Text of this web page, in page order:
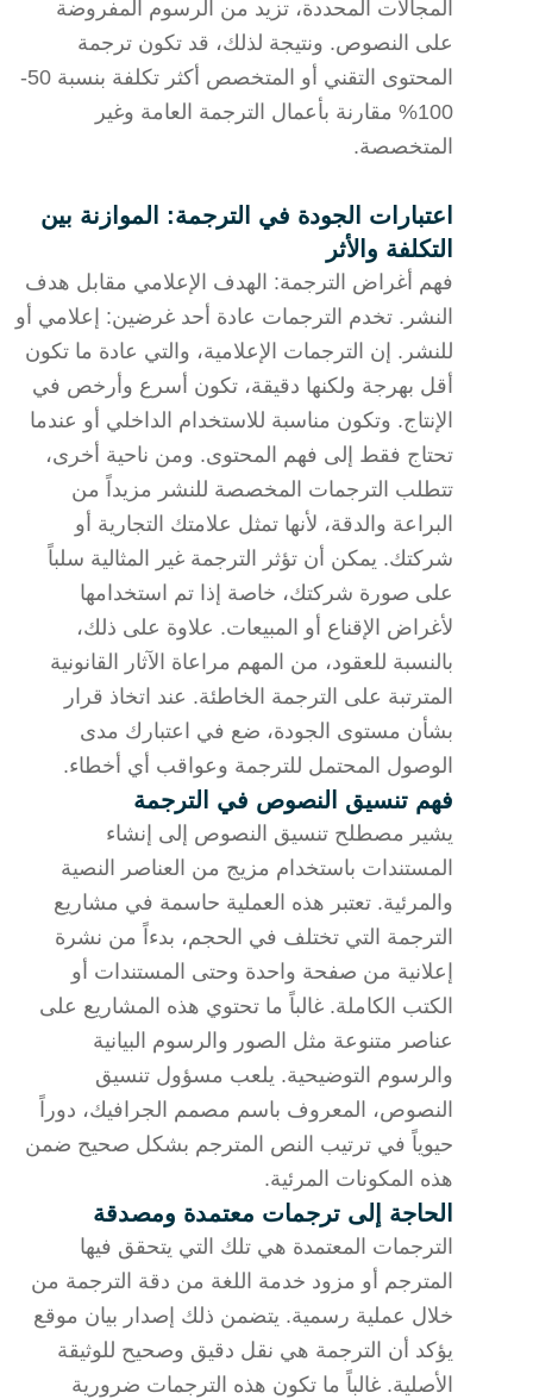
المجالات المحددة، تزيد من الرسوم المفروضة
على النصوص. ونتيجة لذلك، قد تكون ترجمة
المحتوى التقني أو المتخصص أكثر تكلفة بنسبة 50-
100% مقارنة بأعمال الترجمة العامة وغير
المتخصصة.
اعتبارات الجودة في الترجمة: الموازنة بين
التكلفة والأثر
فهم أغراض الترجمة: الهدف الإعلامي مقابل هدف
النشر. تخدم الترجمات عادة أحد غرضين: إعلامي أو
للنشر. إن الترجمات الإعلامية، والتي عادة ما تكون
أقل بهرجة ولكنها دقيقة، تكون أسرع وأرخص في
الإنتاج. وتكون مناسبة للاستخدام الداخلي أو عندما
تحتاج فقط إلى فهم المحتوى. ومن ناحية أخرى،
تتطلب الترجمات المخصصة للنشر مزيداً من
البراعة والدقة، لأنها تمثل علامتك التجارية أو
شركتك. يمكن أن تؤثر الترجمة غير المثالية سلباً
على صورة شركتك، خاصة إذا تم استخدامها
لأغراض الإقناع أو المبيعات. علاوة على ذلك،
بالنسبة للعقود، من المهم مراعاة الآثار القانونية
المترتبة على الترجمة الخاطئة. عند اتخاذ قرار
بشأن مستوى الجودة، ضع في اعتبارك مدى
الوصول المحتمل للترجمة وعواقب أي أخطاء.
فهم تنسيق النصوص في الترجمة
يشير مصطلح تنسيق النصوص إلى إنشاء
المستندات باستخدام مزيج من العناصر النصية
والمرئية. تعتبر هذه العملية حاسمة في مشاريع
الترجمة التي تختلف في الحجم، بدءاً من نشرة
إعلانية من صفحة واحدة وحتى المستندات أو
الكتب الكاملة. غالباً ما تحتوي هذه المشاريع على
عناصر متنوعة مثل الصور والرسوم البيانية
والرسوم التوضيحية. يلعب مسؤول تنسيق
النصوص، المعروف باسم مصمم الجرافيك، دوراً
حيوياً في ترتيب النص المترجم بشكل صحيح ضمن
هذه المكونات المرئية.
الحاجة إلى ترجمات معتمدة ومصدقة
الترجمات المعتمدة هي تلك التي يتحقق فيها
المترجم أو مزود خدمة اللغة من دقة الترجمة من
خلال عملية رسمية. يتضمن ذلك إصدار بيان موقع
يؤكد أن الترجمة هي نقل دقيق وصحيح للوثيقة
الأصلية. غالباً ما تكون هذه الترجمات ضرورية